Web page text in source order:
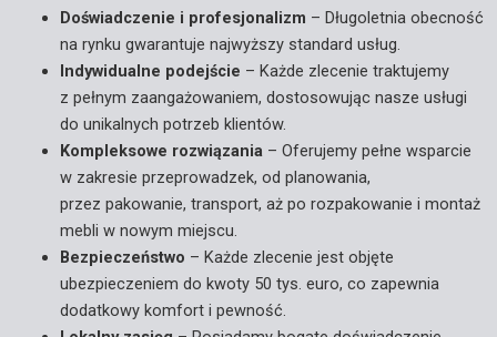
Doświadczenie i profesjonalizm – Długoletnia obecność
na rynku gwarantuje najwyższy standard usług.
Indywidualne podejście – Każde zlecenie traktujemy
z pełnym zaangażowaniem, dostosowując nasze usługi
do unikalnych potrzeb klientów.
Kompleksowe rozwiązania– Oferujemy pełne wsparcie
w zakresie przeprowadzek, od planowania,
przez pakowanie, transport, aż po rozpakowanie i montaż
mebli w nowym miejscu.
Bezpieczeństwo – Każde zlecenie jest objęte
ubezpieczeniem do kwoty 50 tys. euro, co zapewnia
dodatkowy komfort i pewność.